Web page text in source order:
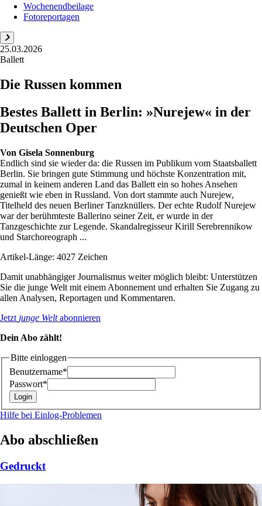
Wochenendbeilage
Fotoreportagen
25.03.2026
Ballett
Die Russen kommen
Bestes Ballett in Berlin: »Nurejew« in der
Deutschen Oper
Von Gisela Sonnenburg
Endlich sind sie wieder da: die Russen im Publikum vom Staatsballett
Berlin. Sie bringen gute Stimmung und höchste Konzentration mit,
zumal in keinem anderen Land das Ballett ein so hohes Ansehen
genießt wie eben in Russland. Von dort stammte auch Nurejew,
Titelheld des neuen Berliner Tanzknüllers. Der echte Rudolf Nurejew
war der berühmteste Ballerino seiner Zeit, er wurde in der
Tanzgeschichte zur Legende. Skandalregisseur Kirill Serebrennikow
und Starchoreograph ...
Artikel-Länge: 4027 Zeichen
Damit unabhängiger Journalismus weiter möglich bleibt: Unterstützen
Sie die junge Welt mit einem Abonnement und erhalten Sie Zugang zu
allen Analysen, Reportagen und Kommentaren.
Jetzt junge Weltabonnieren
Dein Abo zählt!
Bitte einloggen
Benutzername*
Passwort*
Hilfe bei Einlog-Problemen
Abo abschließen
Gedruckt